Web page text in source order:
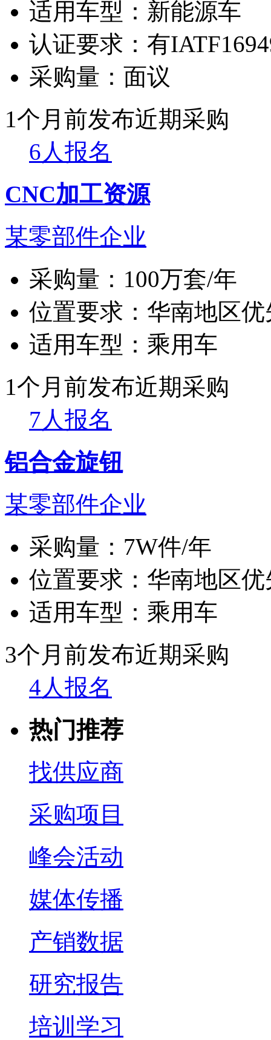
适用车型： 新能源车
认证要求： 有
采购量： 面议
1个月前发布近期采购
6人报名
CNC加工资源
某零部件企业
采购量： 100万套/年
位置要求： 华南地区优
适用车型： 乘用车
1个月前发布近期采购
7人报名
铝合金旋钮
某零部件企业
采购量： 7W件/年
位置要求： 华南地区优
适用车型： 乘用车
3个月前发布近期采购
4人报名
热门推荐
找供应商
采购项目
峰会活动
媒体传播
产销数据
研究报告
培训学习